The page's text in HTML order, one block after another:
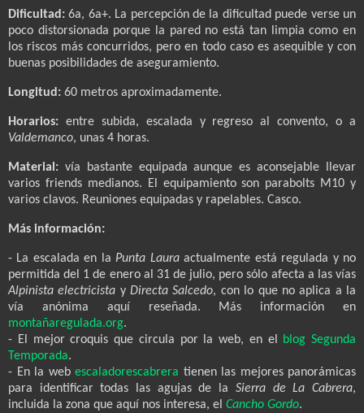
Dificultad:6a, 6a+. La percepción de la dificultad puede verse un
poco distorsionada porque la pared no está tan limpia como en
los riscos más concurridos, pero en todo caso es asequible y con
buenas posibilidades de aseguramiento.
Longitud: 60 metros aproximadamente.
Horarios: entre subida, escalada y regreso al convento, o a
Valdemanco, unas 4 horas.
Material: vía bastante equipada aunque es aconsejable llevar
varios friends medianos. El equipamiento son parabolts M10 y
varios clavos. Reuniones equipadas y rapelables. Casco.
Más información:
- La escalada en la Punta Lauraactualmente está regulada y no
permitida del 1 de enero al 31 de julio, pero sólo afecta a las vías
Alpinista electricista yDirecta Salcedo, con lo que no aplica a la
vía anónima aquí reseñada. Más información en
montañaregulada.org.
- El mejor croquis que circula por la web, en el
blog Segunda
Temporada.
- En la web escaladorescabrera tienen las mejores panorámicas
para identificar todas las agujas de la Sierra de La Cabrera,
incluida la zona que aquí nos interesa, el Cancho Gordo.